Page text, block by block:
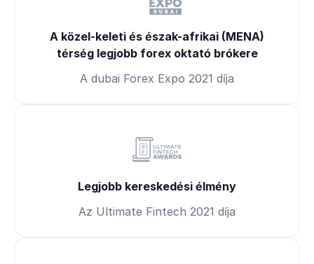
A közel-keleti és észak-afrikai (MENA)
térség legjobb forex oktató brókere
A dubai Forex Expo 2021 díja
Legjobb kereskedési élmény
Az Ultimate Fintech 2021 díja